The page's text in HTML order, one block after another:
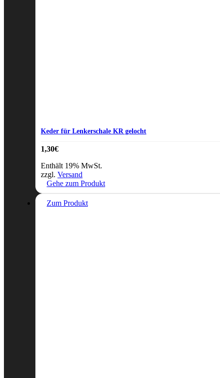
Keder für Lenkerschale KR gelocht
1,30€
Enthält 19% MwSt.
zzgl. Versand
Gehe zum Produkt
Zum Produkt